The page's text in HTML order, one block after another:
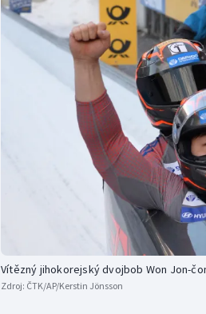
Curling
Dostihy
Florbal
Futsal
Golf
Vítězný jihokorejský dvojbob Won Jon-
Zdroj: ČTK/AP/Kerstin Jönsson